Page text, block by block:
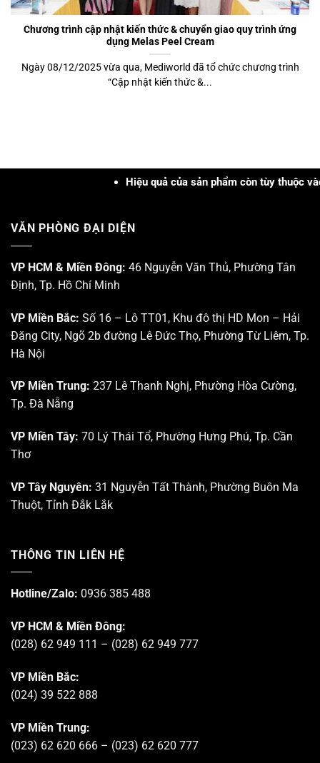
Chương trình cập nhật kiến thức & chuyển giao quy trình ứng
dụng Melas Peel Cream
Ngày 08/12/2025 vừa qua, Mediworld đã tổ chức chương trình
“Cập nhật kiến thức &...
Hiệu quả của sản phẩm còn tùy thuộc vào cơ
VĂN PHÒNG ĐẠI DIỆN
VP HCM & Miền Đông: 46 Nguyễn Văn Thủ, Phường Tân
Định, Tp. Hồ Chí Minh
VP Miền Bắc: Số 16 – Lô TT01, Khu đô thị HD Mon – Hải
Đăng City, Ngõ 2b đường Lê Đức Thọ, Phường Từ Liêm, Tp.
Hà Nội
VP Miền Trung: 237 Lê Thanh Nghị, Phường Hòa Cường,
Tp. Đà Nẵng
VP Miền Tây: 70 Lý Thái Tổ, Phường Hưng Phú, Tp. Cần
Thơ
VP Tây Nguyên: 31 Nguyễn Tất Thành, Phường Buôn Ma
Thuột, Tỉnh Đắk Lắk
THÔNG TIN LIÊN HỆ
Hotline/Zalo: 0936 385 488
VP HCM & Miền Đông:
(028) 62 949 111 – (028) 62 949 777
VP Miền Bắc:
(024) 39 522 888
VP Miền Trung:
(023) 62 620 666 – (023) 62 620 777